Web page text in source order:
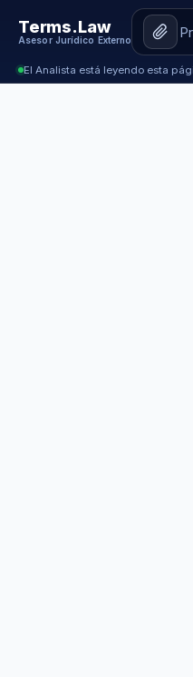
Terms.Law
Asesor Jurídico Externo
El Analista está leyendo esta